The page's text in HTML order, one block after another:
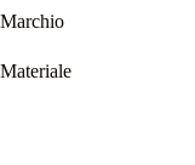
Marchio
Materiale